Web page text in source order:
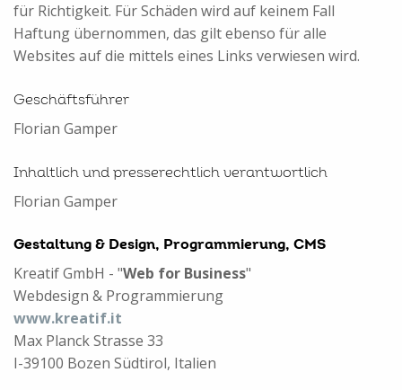
für Richtigkeit. Für Schäden wird auf keinem Fall
Haftung übernommen, das gilt ebenso für alle
Websites auf die mittels eines Links verwiesen wird.
Geschäftsführer
Florian Gamper
Inhaltlich und presserechtlich verantwortlich
Florian Gamper
Gestaltung & Design, Programmierung, CMS
Kreatif GmbH - "Web for Business"
Webdesign & Programmierung
www.kreatif.it
Max Planck Strasse 33
I-39100 Bozen Südtirol, Italien